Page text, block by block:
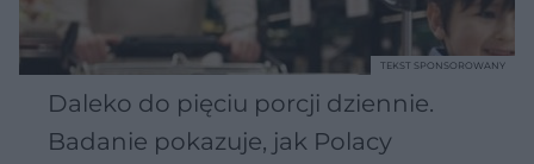
Daleko do pięciu porcji dziennie.
Badanie pokazuje, jak Polacy
TEKST SPONSOROWANY